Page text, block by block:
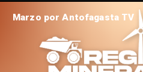
Marzo por Antofagasta TV